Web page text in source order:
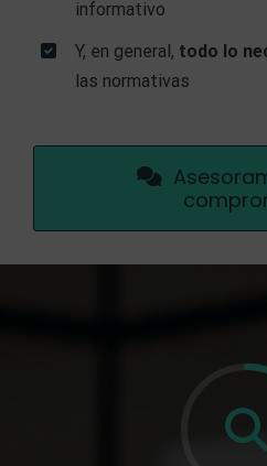
informativo
Y, en general, todo lo
las normativas